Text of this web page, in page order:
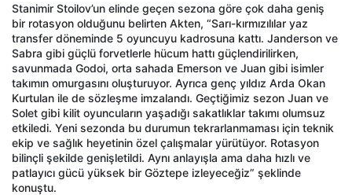
Stanimir Stoilov’un elinde geçen sezona göre çok daha geniş
bir rotasyon olduğunu belirten Akten, “Sarı-kırmızılılar yaz
transfer döneminde 5 oyuncuyu kadrosuna kattı. Janderson ve
Sabra gibi güçlü forvetlerle hücum hattı güçlendirilirken,
savunmada Godoi, orta sahada Emerson ve Juan gibi isimler
takımın omurgasını oluşturuyor. Ayrıca genç yıldız Arda Okan
Kurtulan ile de sözleşme imzalandı. Geçtiğimiz sezon Juan ve
Solet gibi kilit oyuncuların yaşadığı sakatlıklar takımı olumsuz
etkiledi. Yeni sezonda bu durumun tekrarlanmaması için teknik
ekip ve sağlık heyetinin özel çalışmalar yürütüyor. Rotasyon
bilinçli şekilde genişletildi. Aynı anlayışla ama daha hızlı ve
patlayıcı gücü yüksek bir Göztepe izleyeceğiz” şeklinde
konuştu.